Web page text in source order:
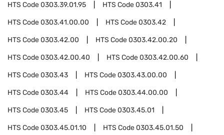
HTS Code0303.39.01.95 HTS Code0303.41
HTS Code0303.41.00.00 HTS Code0303.42
HTS Code0303.42.00 HTS Code0303.42.00.20
HTS Code0303.42.00.40 HTS Code0303.42.00.60
HTS Code0303.43 HTS Code0303.43.00.00
HTS Code0303.44 HTS Code0303.44.00.00
HTS Code0303.45 HTS Code0303.45.01
HTS Code0303.45.01.10 HTS Code0303.45.01.50